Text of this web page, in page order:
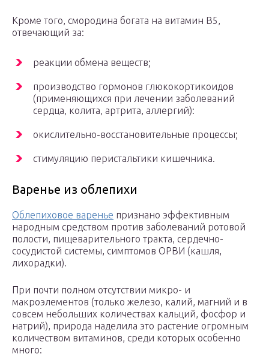
Кроме того, смородина богата на витамин В5,
отвечающий за:
реакции обмена веществ;
производство гормонов глюкокортикоидов
(применяющихся при лечении заболеваний
сердца, колита, артрита, аллергий):
окислительно-восстановительные процессы;
стимуляцию перистальтики кишечника.
Варенье из облепихи
Облепиховое варенье признано эффективным
народным средством против заболеваний ротовой
полости, пищеварительного тракта, сердечно-
сосудистой системы, симптомов ОРВИ (кашля,
лихорадки).
При почти полном отсутствии микро- и
макроэлементов (только железо, калий, магний и в
совсем небольших количествах кальций, фосфор и
натрий), природа наделила это растение огромным
количеством витаминов, среди которых особенно
много: